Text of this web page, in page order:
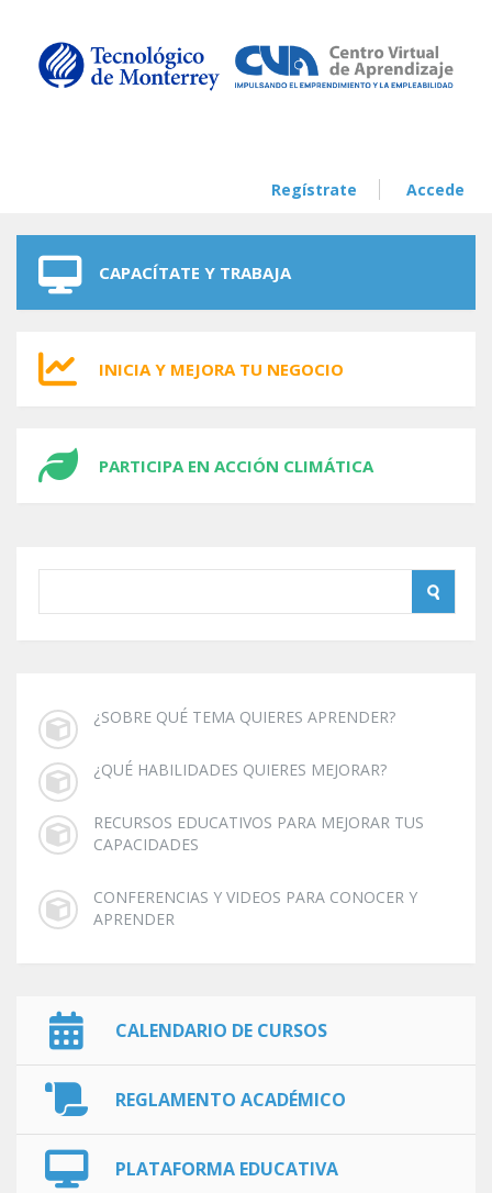
Regístrate Accede
CAPACÍTATE Y TRABAJA
INICIA Y MEJORA TU NEGOCIO
PARTICIPA EN ACCIÓN CLIMÁTICA
¿SOBRE QUÉ TEMA QUIERES APRENDER?
¿QUÉ HABILIDADES QUIERES MEJORAR?
RECURSOS EDUCATIVOS PARA MEJORAR TUS
CAPACIDADES
CONFERENCIAS Y VIDEOS PARA CONOCER Y
APRENDER
CALENDARIO DE CURSOS
REGLAMENTO ACADÉMICO
PLATAFORMA EDUCATIVA